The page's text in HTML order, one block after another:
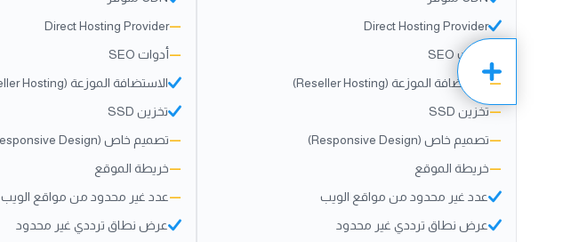
Direct Hosting Provider
أدوات SEO
— الاستضافة الموزعة (Reseller Hosting)
—تخزين SSD
—تصميم خاص (Responsive Design)
—خريطة الموقع
عدد غير محدود من مواقع الويب
عرض نطاق ترددي غير محدود
—
Direct Hosting Provider
—أدوات SEO
الاستضافة الموزعة (Reseller Hosting)
تخزين SSD
—تصميم خاص (Responsive Design)
—خريطة الموقع
—عدد غير محدود من مواقع الويب
عرض نطاق ترددي غير محدود